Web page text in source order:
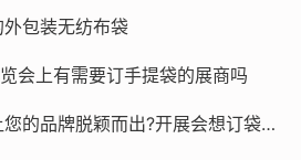
包装无纺布袋
会上有需要订手提袋的展商吗
展会经济火热，如何让您的品牌脱颖而出?开展会想订袋子？找15225080030